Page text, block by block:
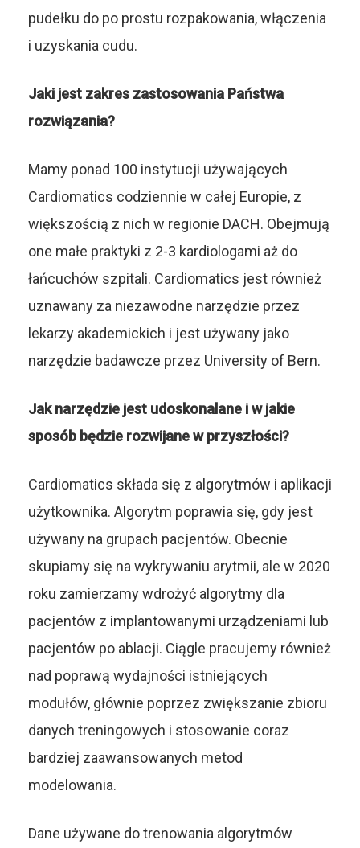
pudełku do po prostu rozpakowania, włączenia
i uzyskania cudu.
Jaki jest zakres zastosowania Państwa
rozwiązania?
Mamy ponad 100 instytucji używających
Cardiomatics codziennie w całej Europie, z
większością z nich w regionie DACH. Obejmują
one małe praktyki z 2-3 kardiologami aż do
łańcuchów szpitali. Cardiomatics jest również
uznawany za niezawodne narzędzie przez
lekarzy akademickich i jest używany jako
narzędzie badawcze przez University of Bern.
Jak narzędzie jest udoskonalane i w jakie
sposób będzie rozwijane w przyszłości?
Cardiomatics składa się z algorytmów i aplikacji
użytkownika. Algorytm poprawia się, gdy jest
używany na grupach pacjentów. Obecnie
skupiamy się na wykrywaniu arytmii, ale w 2020
roku zamierzamy wdrożyć algorytmy dla
pacjentów z implantowanymi urządzeniami lub
pacjentów po ablacji. Ciągle pracujemy również
nad poprawą wydajności istniejących
modułów, głównie poprzez zwiększanie zbioru
danych treningowych i stosowanie coraz
bardziej zaawansowanych metod
modelowania.
Dane używane do trenowania algorytmów